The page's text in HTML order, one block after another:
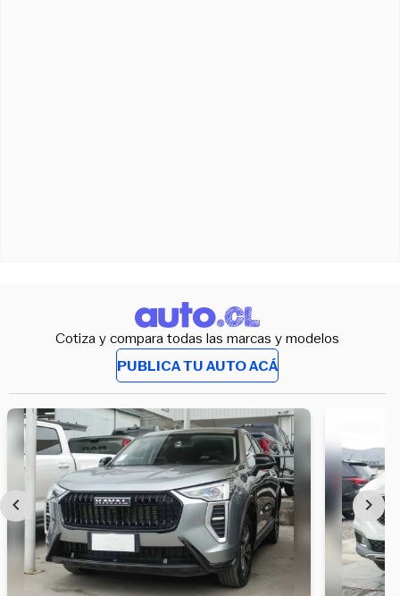
Cotiza y compara todas las marcas y modelos
PUBLICA TU AUTO ACÁ